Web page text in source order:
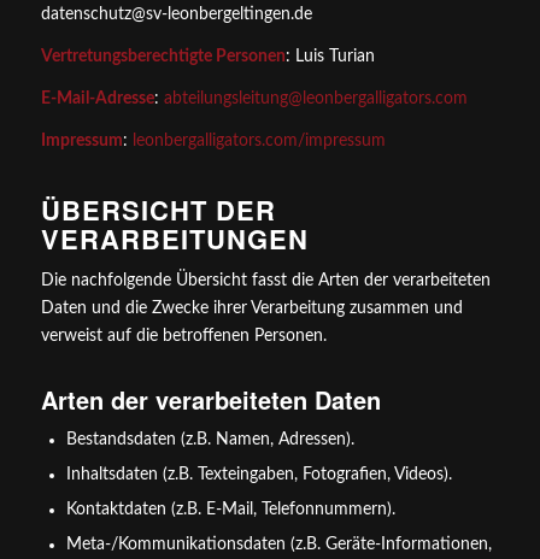
datenschutz@sv-leonbergeltingen.de
Vertretungsberechtigte Personen: Luis Turian
E-Mail-Adresse: abteilungsleitung@leonbergalligators.com
Impressum: leonbergalligators.com/impressum
ÜBERSICHT DER
VERARBEITUNGEN
Die nachfolgende Übersicht fasst die Arten der verarbeiteten
Daten und die Zwecke ihrer Verarbeitung zusammen und
verweist auf die betroffenen Personen.
Arten der verarbeiteten Daten
Bestandsdaten (z.B. Namen, Adressen).
Inhaltsdaten (z.B. Texteingaben, Fotografien, Videos).
Kontaktdaten (z.B. E-Mail, Telefonnummern).
Meta-/Kommunikationsdaten (z.B. Geräte-Informationen,